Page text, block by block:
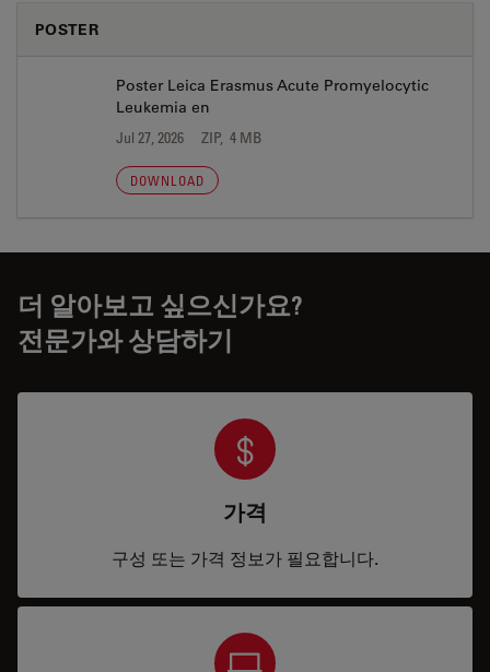
POSTER
Poster Leica Erasmus Acute Promyelocytic
Leukemia en
Jul 27, 2026 ZIP, 4 MB
DOWNLOAD
더 알아보고 싶으신가요?
전문가와 상담하기
가격
구성 또는 가격 정보가 필요합니다.